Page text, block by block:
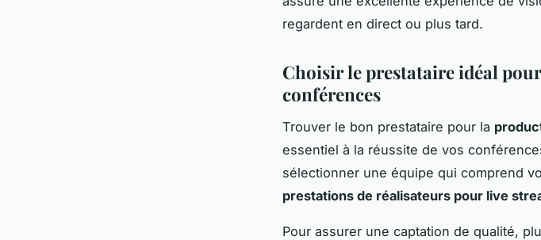
regardent en direct ou plus tard.
Choisir le prestataire idéal
conférences
Trouver le bon prestataire pour la
essentiel à la réussite de vos
sélectionner une équipe qui comprend
prestations de réalisateurs pour live
Pour assurer une captation de qualité,